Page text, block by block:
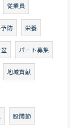
従業員
防 栄養
パート募集
地域貢献
股関節